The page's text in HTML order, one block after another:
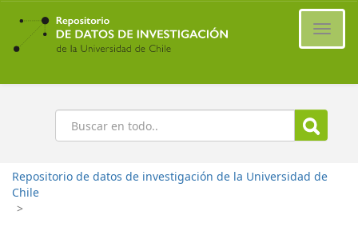
Ir
contenido
principal
Buscar
Repositorio de datos de investigación de la Universidad de
Chile
>